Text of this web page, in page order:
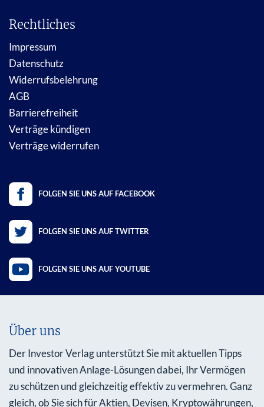
Rechtliches
Impressum
Datenschutz
Widerrufsbelehrung
AGB
Barrierefreiheit
Verträge kündigen
Verträge widerrufen
FOLGEN SIE UNS AUF FACEBOOK
FOLGEN SIE UNS AUF TWITTER
FOLGEN SIE UNS AUF YOUTUBE
Über uns
Der Investor Verlag unterstützt Sie mit aktuellen Tipps
und innovativen Anlage-Lösungen dabei, Ihr Vermögen
zu schützen und gleichzeitig effektiv zu vermehren. Ganz
gleich, ob Sie sich für Aktien, Devisen, Kryptowährungen,